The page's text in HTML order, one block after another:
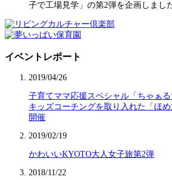
子で工場見学」の第2弾を企画しまし
イベントレポート
2019/04/26
子育てママ応援スペシャル「ちゃぁ
キッズコーチングを取り入れた「ほ
開催
2019/02/19
かわいいKYOTO大人女子旅第2弾
2018/11/22